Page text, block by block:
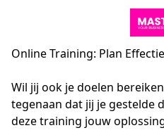
Online Training: Plan
Wil jij ook je doelen
tegenaan dat jij je gestelde
deze training jouw